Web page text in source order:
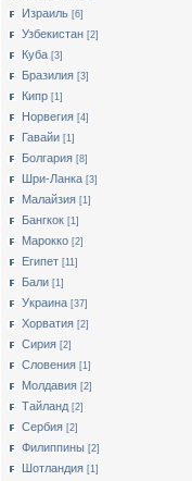
Израиль [6]
Узбекистан [2]
Куба [3]
Бразилия [3]
Кипр [1]
Норвегия [4]
Гавайи [1]
Болгария [8]
Шри-Ланка [3]
Малайзия [1]
Бангкок [1]
Марокко [2]
Египет [11]
Бали [1]
Украина [37]
Хорватия [2]
Сирия [2]
Словения [1]
Молдавия [2]
Тайланд [2]
Сербия [2]
Филиппины [2]
Шотландия [1]